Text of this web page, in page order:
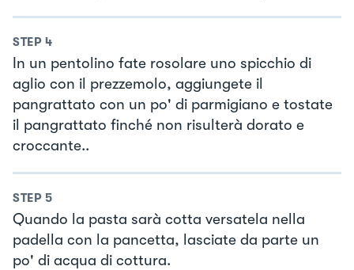
STEP 4
In un pentolino fate rosolare uno spicchio di
aglio con il prezzemolo, aggiungete il
pangrattato con un po' di parmigiano e tostate
il pangrattato finché non risulterà dorato e
croccante..
STEP 5
Quando la pasta sarà cotta versatela nella
padella con la pancetta, lasciate da parte un
po' di acqua di cottura.